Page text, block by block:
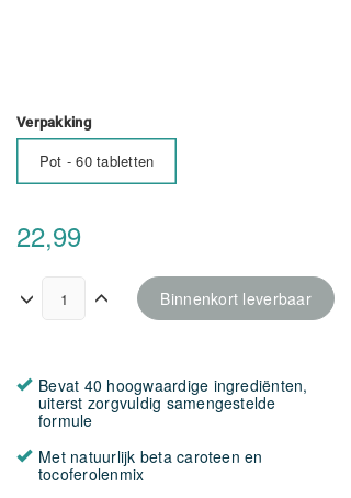
Verpakking
Pot - 60 tabletten
22,99
Binnenkort leverbaar
Bevat 40 hoogwaardige ingrediënten,
uiterst zorgvuldig samengestelde
formule
Met natuurlijk beta caroteen en
tocoferolenmix